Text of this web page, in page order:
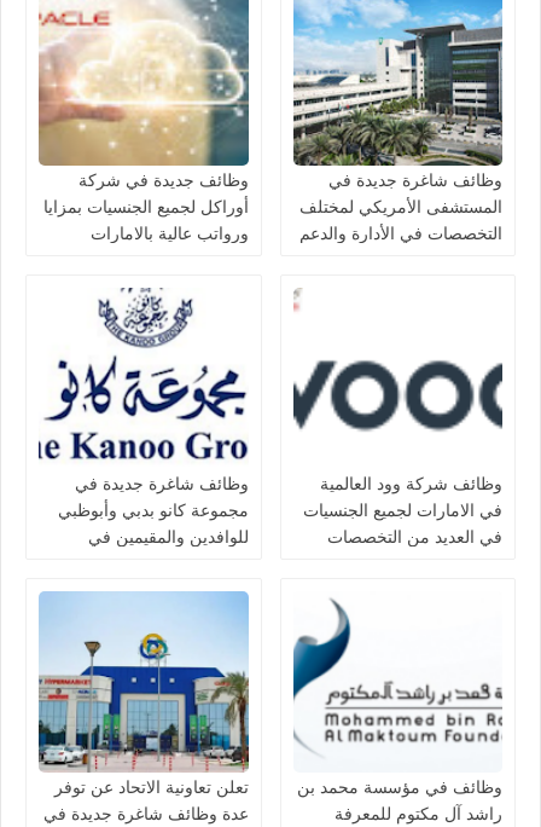
وظائف شاغرة جديدة في
المستشفى الأمريكي لمختلف
التخصصات في الأدارة والدعم
وظائف جديدة في شركة
أوراكل لجميع الجنسيات بمزايا
ورواتب عالية بالامارات
وظائف شركة وود العالمية
في الامارات لجميع الجنسيات
في العديد من التخصصات
وظائف شاغرة جديدة في
مجموعة كانو بدبي وأبوظبي
للوافدين والمقيمين في
وظائف في مؤسسة محمد بن
راشد آل مكتوم للمعرفة
تعلن تعاونية الاتحاد عن توفر
عدة وظائف شاغرة جديدة في